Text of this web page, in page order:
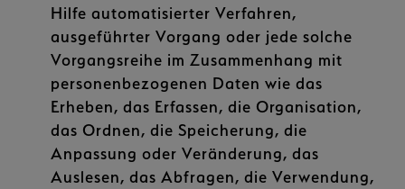
Hilfe automatisierter Verfahren,
ausgeführter Vorgang oder jede solche
Vorgangsreihe im Zusammenhang mit
personenbezogenen Daten wie das
Erheben, das Erfassen, die Organisation,
das Ordnen, die Speicherung, die
Anpassung oder Veränderung, das
Auslesen, das Abfragen, die Verwendung,